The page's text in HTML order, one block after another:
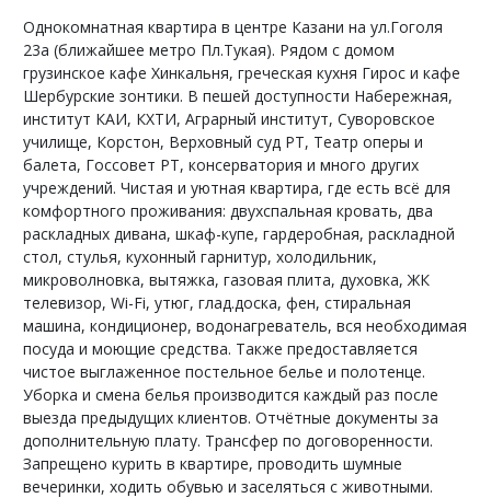
Однокомнатная квартира в центре Казани на ул.Гоголя
23а (ближайшее метро Пл.Тукая). Рядом с домом
грузинское кафе Хинкальня, греческая кухня Гирос и кафе
Шербурские зонтики. В пешей доступности Набережная,
институт КАИ, КХТИ, Аграрный институт, Суворовское
училище, Корстон, Верховный суд РТ, Театр оперы и
балета, Госсовет РТ, консерватория и много других
учреждений. Чистая и уютная квартира, где есть всё для
комфортного проживания: двухспальная кровать, два
раскладных дивана, шкаф-купе, гардеробная, раскладной
стол, стулья, кухонный гарнитур, холодильник,
микроволновка, вытяжка, газовая плита, духовка, ЖК
телевизор, Wi-Fi, утюг, глад.доска, фен, стиральная
машина, кондиционер, водонагреватель, вся необходимая
посуда и моющие средства. Также предоставляется
чистое выглаженное постельное белье и полотенце.
Уборка и смена белья производится каждый раз после
выезда предыдущих клиентов. Отчётные документы за
дополнительную плату. Трансфер по договоренности.
Запрещено курить в квартире, проводить шумные
вечеринки, ходить обувью и заселяться с животными.